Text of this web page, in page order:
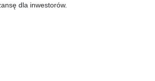
dla inwestorów.